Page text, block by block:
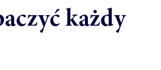
każdy